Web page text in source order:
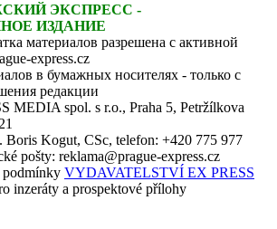
ЭКСПРЕСС -
ИЗДАНИЕ
материалов разрешена с активной
express.cz
в бумажных носителях - только с
редакции
MEDIA spol. s r.o., Praha 5, Petržílkova
Boris Kogut, CSc, telefon: +420 775 977
pošty: reklama@prague-express.cz
podmínky VYDAVATELSTVÍ EX PRESS
inzeráty a prospektové přílohy